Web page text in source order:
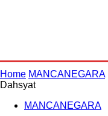
Home MANCANEGARA
Dahsyat
MANCANEGARA